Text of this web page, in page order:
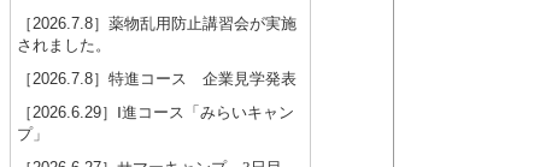
［2026.7.8］ 薬物乱用防止講習会が実施
されました。
［2026.7.8］ 特進コース 企業見学発表
［2026.6.29］ Ⅰ進コース「みらいキャン
プ」